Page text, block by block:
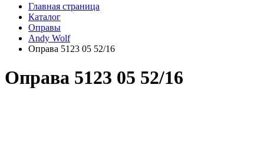
Главная страница
Каталог
Оправы
Andy Wolf
Оправа 5123 05 52/16
Оправа 5123 05 52/16